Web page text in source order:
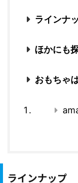
ラインナ
ほかにも
おもちゃ
ラインナップ